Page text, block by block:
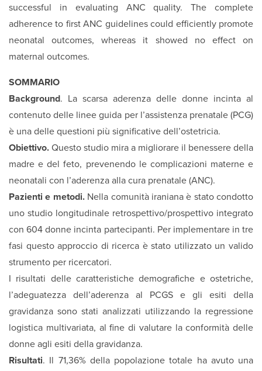
successful in evaluating ANC quality. The complete
adherence to first ANC guidelines could efficiently promote
neonatal outcomes, whereas it showed no effect on
maternal outcomes.
SOMMARIO
Background. La scarsa aderenza delle donne incinta al
contenuto delle linee guida per l’assistenza prenatale (PCG)
è una delle questioni più significative dell’ostetricia.
Obiettivo. Questo studio mira a migliorare il benessere della
madre e del feto, prevenendo le complicazioni materne e
neonatali con l’aderenza alla cura prenatale (ANC).
Pazienti e metodi.Nella comunità iraniana è stato condotto
uno studio longitudinale retrospettivo/prospettivo integrato
con 604 donne incinta partecipanti. Per implementare in tre
fasi questo approccio di ricerca è stato utilizzato un valido
strumento per ricercatori.
I risultati delle caratteristiche demografiche e ostetriche,
l’adeguatezza dell’aderenza al PCGS e gli esiti della
gravidanza sono stati analizzati utilizzando la regressione
logistica multivariata, al fine di valutare la conformità delle
donne agli esiti della gravidanza.
Risultati. Il 71,36% della popolazione totale ha avuto una